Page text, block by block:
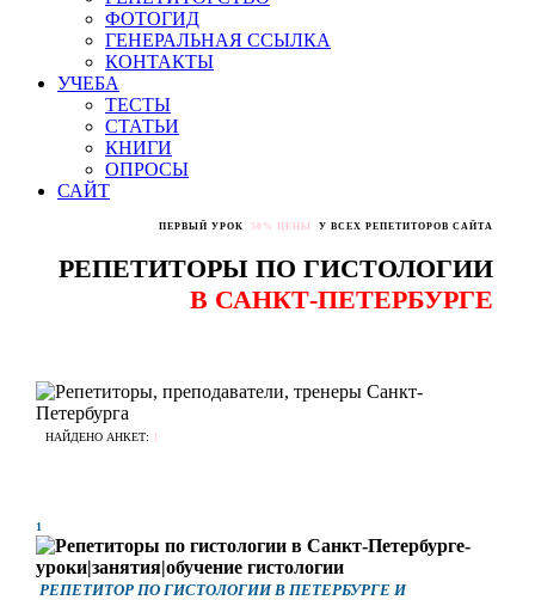
ФОТОГИД
ГЕНЕРАЛЬНАЯ ССЫЛКА
КОНТАКТЫ
УЧЕБА
ТЕСТЫ
СТАТЬИ
КНИГИ
ОПРОСЫ
САЙТ
ПЕРВЫЙ УРОК 50% ЦЕНЫ У ВСЕХ РЕПЕТИТОРОВ САЙТА
РЕПЕТИТОРЫ ПО ГИСТОЛОГИИ
В САНКТ-ПЕТЕРБУРГЕ
НАЙДЕНО АНКЕТ: 1
1
РЕПЕТИТОР ПО ГИСТОЛОГИИ В ПЕТЕРБУРГЕ И